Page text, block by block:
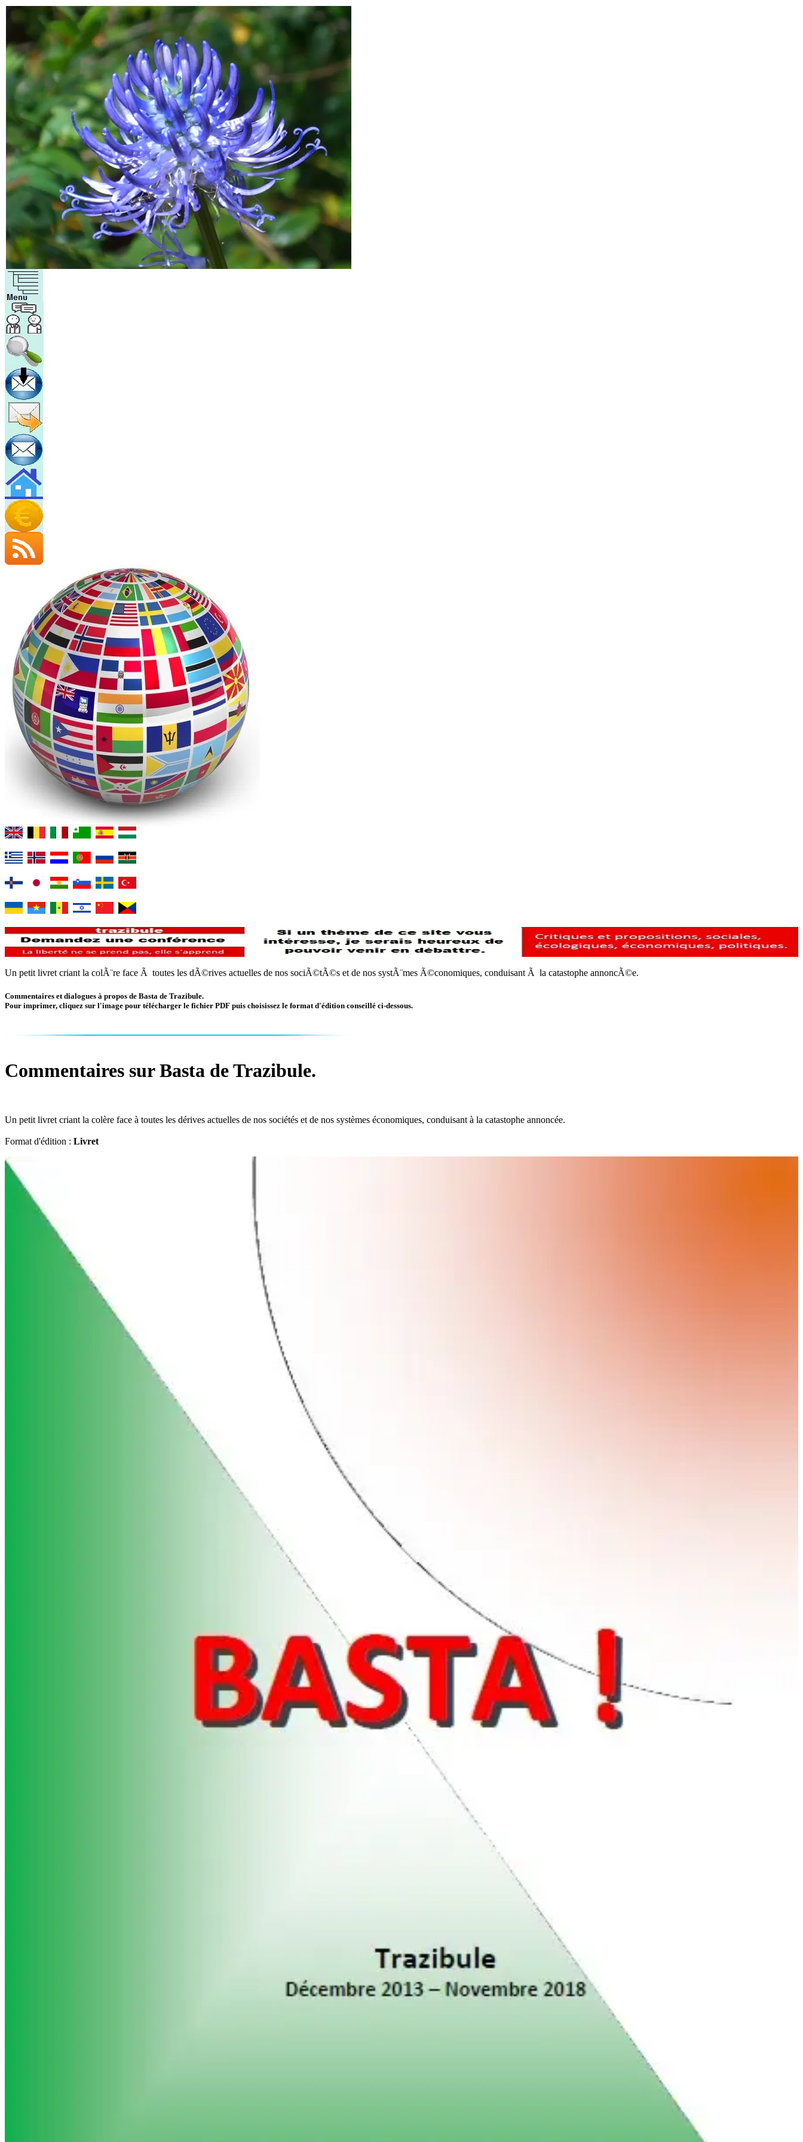
Un petit livret criant la colÃ¨re face Ã toutes les dÃ©rives actuelles de nos sociÃ©tÃ©s et de nos systÃ¨mes Ã©conomiques, conduisant Ã la catastophe annoncÃ©e.
Commentaires et dialogues à propos de Basta de Trazibule.
Pour imprimer, cliquez sur l'image pour télécharger le fichier PDF puis choisissez le format d'édition conseillé ci-dessous.
Commentaires sur Basta de Trazibule.
Un petit livret criant la colère face à toutes les dérives actuelles de nos sociétés et de nos systèmes économiques, conduisant à la catastophe annoncée.
Format d'édition : Livret